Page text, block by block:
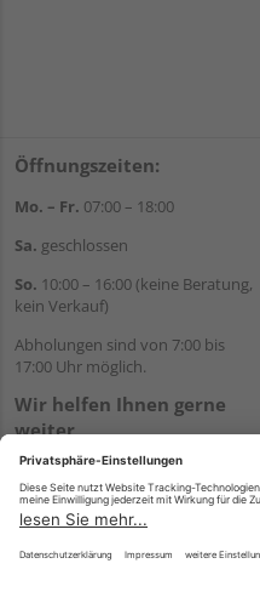
Öffnungszeiten:
Mo. – Fr. 07:00 – 18:00
Sa. geschlossen
So. 10:00 – 16:00 (keine Beratung,
kein Verkauf)
Abholungen sind von 7:00 bis
17:00 Uhr möglich.
Wir helfen Ihnen gerne
weiter
Tel.:+49 2462 99099
WhatsApp